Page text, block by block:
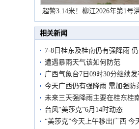
超警3.14米！柳江2026年第1号
市民在堤岸见证汛况
相关新闻
7-8日桂东及桂南仍有强降雨
遭遇暴雨天气该如何防范
广西气象台7日09时30分继续
今天广西仍有强降雨 需加强防
未来三天强降雨主要在桂东桂
台风“美莎克”6月14时动态
“美莎克”今天上午移出广西 今